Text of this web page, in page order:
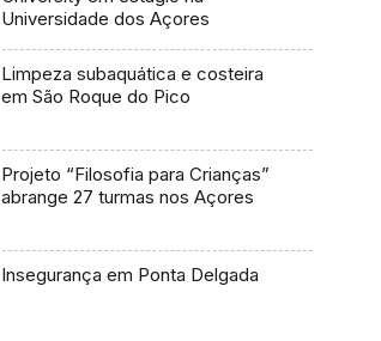
Universidade dos Açores
Limpeza subaquática e costeira
em São Roque do Pico
Projeto “Filosofia para Crianças”
abrange 27 turmas nos Açores
Insegurança em Ponta Delgada